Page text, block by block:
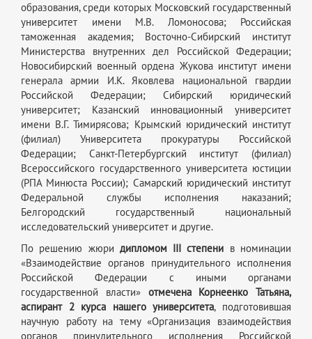
образования, среди которых Московский государственный
университет имени М.В. Ломоносова; Российская
таможенная академия; Восточно-Сибирский институт
Министерства внутренних дел Российской Федерации;
Новосибирский военный ордена Жукова институт имени
генерала армии И.К. Яковлева национальной гвардии
Российской Федерации; Сибирский юридический
университет; Казанский инновационный университет
имени В.Г. Тимирясова; Крымский юридический институт
(филиал) Университета прокуратуры Российской
Федерации; Санкт-Петербургский институт (филиал)
Всероссийского государственного университета юстиции
(РПА Минюста России); Самарский юридический институт
Федеральной службы исполнения наказаний;
Белгородский государственный национальный
исследовательский университет и другие.
По решению жюри дипломом III степени в номинации
«Взаимодействие органов принудительного исполнения
Российской Федерации с иными органами
государственной власти» отмечена Корнеенко Татьяна,
аспирант 2 курса нашего университета, подготовившая
научную работу на тему «Организация взаимодействия
органов принудительного исполнения Российской